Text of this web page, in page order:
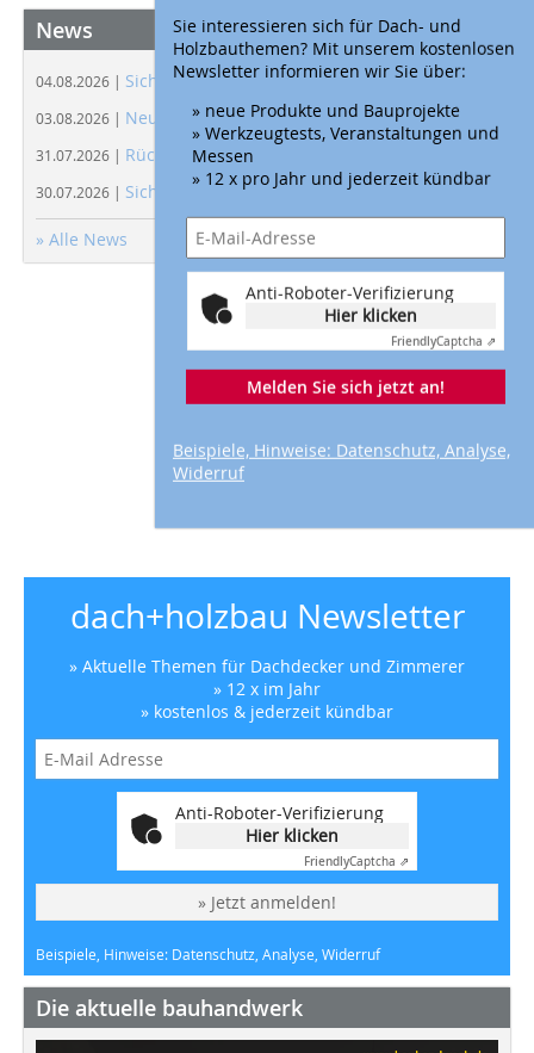
Sie interessieren sich für Dach- und
Holzbauthemen? Mit unserem kostenlosen
Newsletter informieren wir Sie über:
» neue Produkte und Bauprojekte
» Werkzeugtests, Veranstaltungen und
Messen
» 12 x pro Jahr und jederzeit kündbar
Anti-Roboter-Verifizierung
Hier klicken
FriendlyCaptcha ⇗
Melden Sie sich jetzt an!
Beispiele, Hinweise: Datenschutz, Analyse,
Widerruf
News
04.08.2026 | Sicherheit bei Dacharbeiten
03.08.2026 | Neues Kapitel für die Zinco GmbH
31.07.2026 | Rücknahmekonzept für Berufskleidung
30.07.2026 | Sicherer Start in die Ausbildung
» Alle News
dach+holzbau Newsletter
» Aktuelle Themen für Dachdecker und Zimmerer
» 12 x im Jahr
» kostenlos & jederzeit kündbar
Anti-Roboter-Verifizierung
Hier klicken
FriendlyCaptcha ⇗
» Jetzt anmelden!
Beispiele, Hinweise: Datenschutz, Analyse, Widerruf
Die aktuelle bauhandwerk